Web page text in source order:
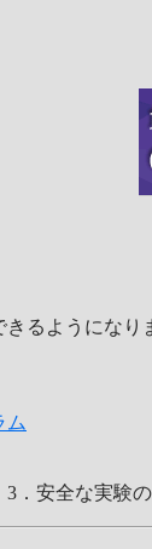
るようにな
ム
．安全な実験